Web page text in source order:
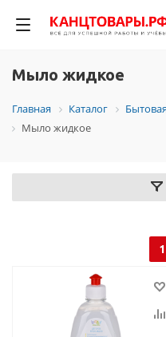
Мыло жидкое
Главная Каталог
Мыло жидкое
1